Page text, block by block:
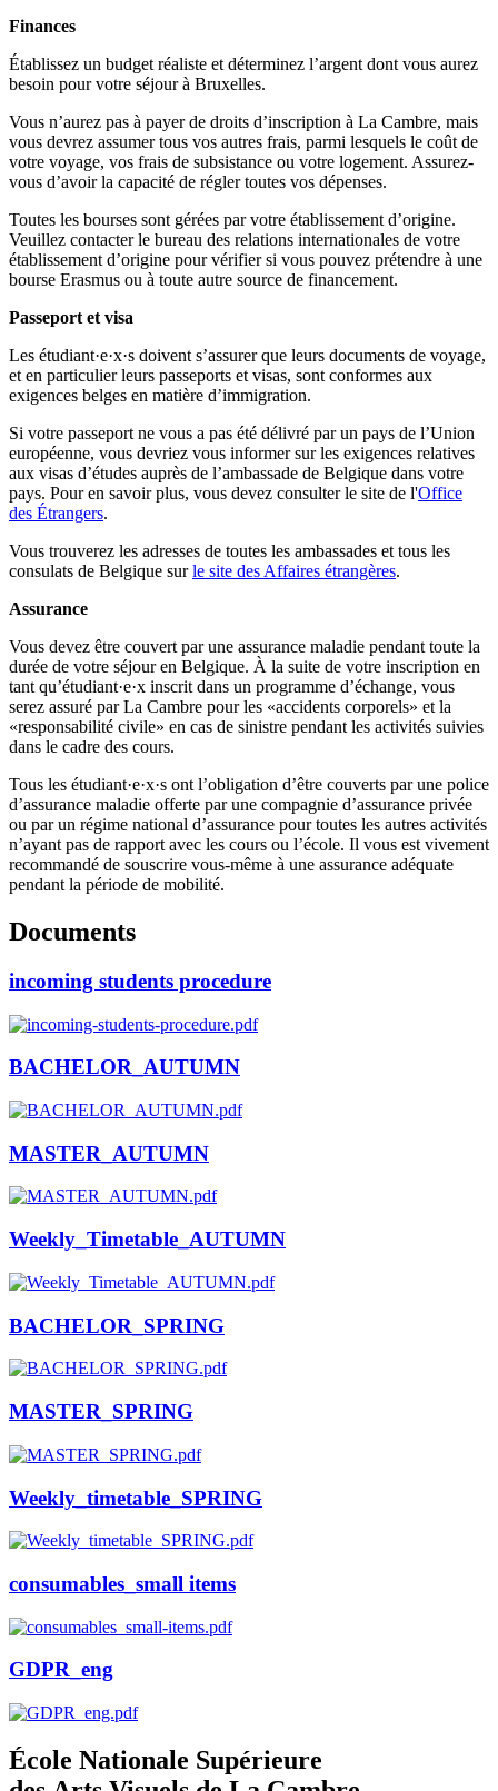
Finances
Établissez un budget réaliste et déterminez l’argent dont vous aurez
besoin pour votre séjour à Bruxelles.
Vous n’aurez pas à payer de droits d’inscription à La Cambre, mais
vous devrez assumer tous vos autres frais, parmi lesquels le coût de
votre voyage, vos frais de subsistance ou votre logement. Assurez-
vous d’avoir la capacité de régler toutes vos dépenses.
Toutes les bourses sont gérées par votre établissement d’origine.
Veuillez contacter le bureau des relations internationales de votre
établissement d’origine pour vérifier si vous pouvez prétendre à une
bourse Erasmus ou à toute autre source de financement.
Passeport et visa
Les étudiant·e·x·s doivent s’assurer que leurs documents de voyage,
et en particulier leurs passeports et visas, sont conformes aux
exigences belges en matière d’immigration.
Si votre passeport ne vous a pas été délivré par un pays de l’Union
européenne, vous devriez vous informer sur les exigences relatives
aux visas d’études auprès de l’ambassade de Belgique dans votre
pays. Pour en savoir plus, vous devez consulter le site de l'Office
des Étrangers.
Vous trouverez les adresses de toutes les ambassades et tous les
consulats de Belgique surle site des Affaires étrangères.
Assurance
Vous devez être couvert par une assurance maladie pendant toute la
durée de votre séjour en Belgique. À la suite de votre inscription en
tant qu’étudiant·e·x inscrit dans un programme d’échange, vous
serez assuré par La Cambre pour les «accidents corporels» et la
«responsabilité civile» en cas de sinistre pendant les activités suivies
dans le cadre des cours.
Tous les étudiant·e·x·s ont l’obligation d’être couverts par une police
d’assurance maladie offerte par une compagnie d’assurance privée
ou par un régime national d’assurance pour toutes les autres activités
n’ayant pas de rapport avec les cours ou l’école. Il vous est vivement
recommandé de souscrire vous-même à une assurance adéquate
pendant la période de mobilité.
Documents
incoming students procedure
BACHELOR_AUTUMN
MASTER_AUTUMN
Weekly_Timetable_AUTUMN
BACHELOR_SPRING
MASTER_SPRING
Weekly_timetable_SPRING
consumables_small items
GDPR_eng
École Nationale Supérieure